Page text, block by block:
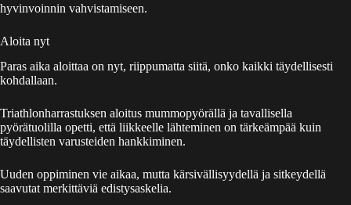
hyvinvoinnin vahvistamiseen.
Aloita nyt
Paras aika aloittaa on nyt, riippumatta siitä, onko kaikki täydellisesti
kohdallaan.
Triathlonharrastuksen aloitus mummopyörällä ja tavallisella
pyörätuolilla opetti, että liikkeelle lähteminen on tärkeämpää kuin
täydellisten varusteiden hankkiminen.
Uuden oppiminen vie aikaa, mutta kärsivällisyydellä ja sitkeydellä
saavutat merkittäviä edistysaskelia.